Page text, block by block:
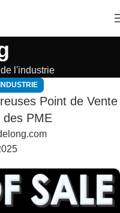
l'industrie
Point de Vente
des PME